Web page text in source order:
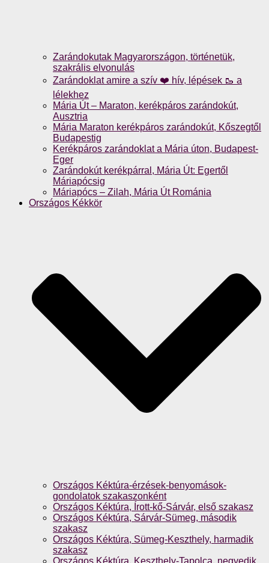
Zarándokutak Magyarországon, történetük,
szakrális elvonulás
Zarándoklat amire a szív ❤️ hív, lépések 🥾 a
lélekhez
Mária Út – Maraton, kerékpáros zarándokút,
Ausztria
Mária Maraton kerékpáros zarándokút, Kőszegtől
Budapestig
Kerékpáros zarándoklat a Mária úton, Budapest-
Eger
Zarándokút kerékpárral, Mária Út: Egertől
Máriapócsig
Máriapócs – Zilah, Mária Út Románia
Országos Kékkör
Országos Kéktúra-érzések-benyomások-
gondolatok szakaszonként
Országos Kéktúra, Írott-kő-Sárvár, első szakasz
Országos Kéktúra, Sárvár-Sümeg, második
szakasz
Országos Kéktúra, Sümeg-Keszthely, harmadik
szakasz
Országos Kéktúra, Keszthely-Tapolca, negyedik